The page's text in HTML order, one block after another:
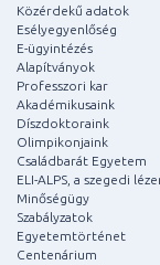
Közérdekű adatok
Esélyegyenlőség
E-ügyintézés
Alapítványok
Professzori kar
Akadémikusaink
Díszdoktoraink
Olimpikonjaink
Családbarát Egyetem
ELI-ALPS, a szegedi
Minőségügy
Szabályzatok
Egyetemtörténet
Centenárium